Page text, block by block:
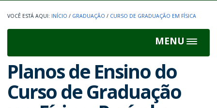
INÍCIO / GRADUAÇÃO / CURSO DE GRADUAÇÃO EM FÍSICA
MENU
Toggle
Planos de Ensino do
Curso de Graduação